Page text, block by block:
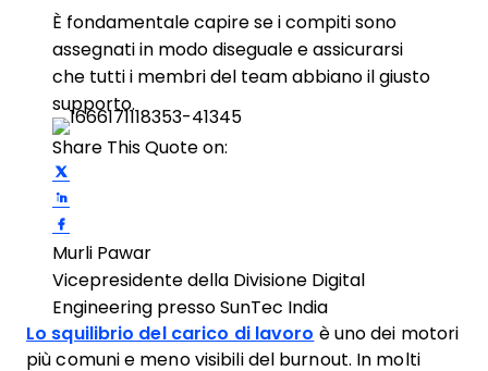
È fondamentale capire se i compiti sono
assegnati in modo diseguale e assicurarsi
che tutti i membri del team abbiano il giusto
supporto.
Share This Quote on:
Murli Pawar
Vicepresidente della Divisione Digital
Engineering presso SunTec India
Lo squilibrio del carico di lavoro è uno dei motori
più comuni e meno visibili del burnout. In molti